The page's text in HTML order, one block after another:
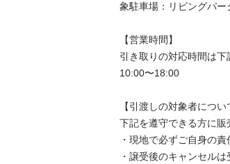
象駐車場：リビングパー
【営業時間】
引き取りの対応時間は下
10:00〜18:00
【引渡しの対象者につい
下記を遵守できる⽅に販
・現地で必ずご⾃⾝の
・譲受後のキャンセル